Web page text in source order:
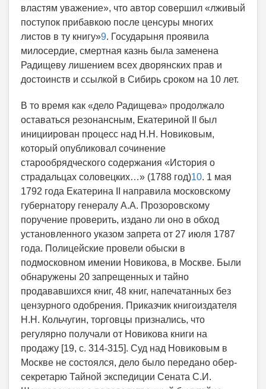
властям уважение», что автор совершил «лживый
поступок прибавкою после ценсуры многих
листов в ту книгу»9. Государыня проявила
милосердие, смертная казнь была заменена
Радищеву лишением всех дворянских прав и
достоинств и ссылкой в Сибирь сроком на 10 лет.
В то время как «дело Радищева» продолжало
оставаться резонансным, Екатериной II был
инициирован процесс над Н.Н. Новиковым,
который опубликовал сочинение
старообрядческого содержания «История о
страдальцах соловецких…» (1788 год)10. 1 мая
1792 года Екатерина II направила московскому
губернатору генералу А.А. Прозоровскому
поручение проверить, издано ли оно в обход
установленного указом запрета от 27 июля 1787
года. Полицейские провели обыски в
подмосковном имении Новикова, в Москве. Были
обнаружены 20 запрещенных и тайно
продававшихся книг, 48 книг, напечатанных без
цензурного одобрения. Приказчик книгоиздателя
Н.Н. Кольчугин, торговцы признались, что
регулярно получали от Новикова книги на
продажу [19, c. 314-315]. Суд над Новиковым в
Москве не состоялся, дело было передано обер-
секретарю Тайной экспедиции Сената С.И.